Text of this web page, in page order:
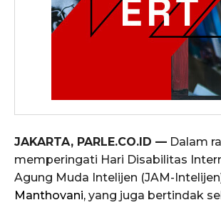
JAKARTA, PARLE.CO.ID — Dalam
memperingati Hari Disabilitas
Agung Muda Intelijen (JAM-
Manthovani, yang juga bertindak